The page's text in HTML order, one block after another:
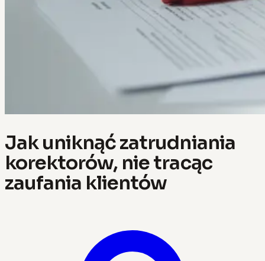
Jak uniknąć zatrudniania
korektorów, nie tracąc
zaufania klientów